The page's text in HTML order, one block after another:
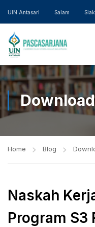
UIN Antasari Salam
Download
Home Blog
Naskah
Program S3